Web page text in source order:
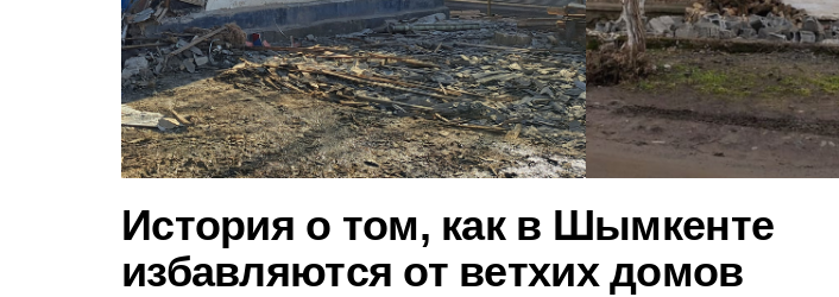
История о том, как в Шымкенте
избавляются от ветхих домов